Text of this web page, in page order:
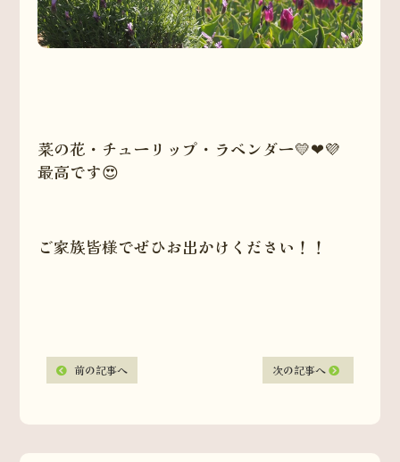
菜の花・チューリップ・ラベンダー💛❤💜
最高です😍
ご家族皆様でぜひお出かけください！！
前の記事へ 次の記事へ